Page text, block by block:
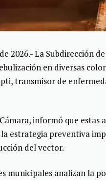
2026.- La Subdirección
en diversas
transmisor de
informó que estas
estrategia preventiva
del vector.
municipales analizan la